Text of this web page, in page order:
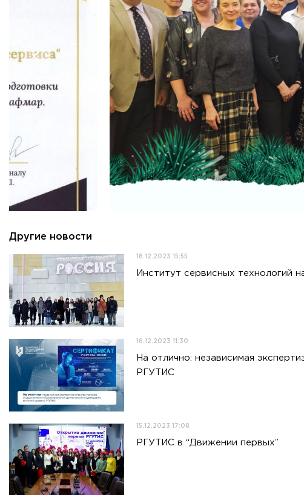
Другие новости
18.12.2023 15:55
Институт сервисных технологий
16.12.2023 11:30
На отлично: независимая
РГУТИС
15.12.2023 17:08
РГУТИС в “Движении первых”